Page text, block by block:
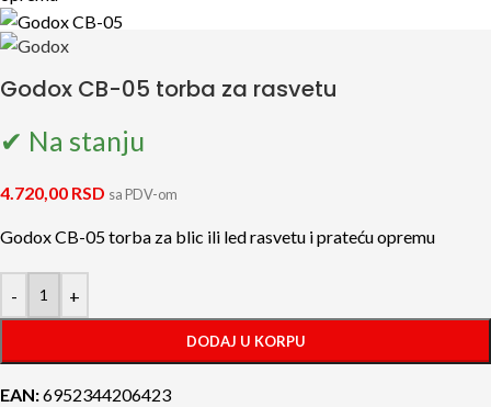
Godox CB-05 torba za rasvetu
✔ Na stanju
4.720,00 RSD sa PDV-om
Godox CB-05 torba za blic ili led rasvetu i prateću opremu
- +
DODAJ U KORPU
EAN:6952344206423